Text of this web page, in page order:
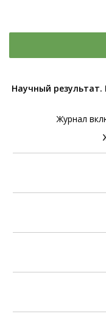
Научный результат.
Журнал